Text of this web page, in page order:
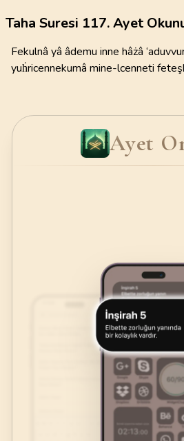
Taha Suresi 117. Ayet
Fekulnâ yâ âdemu inne hâżâ
yuḣricennekumâ mine-lcenneti
Ayet